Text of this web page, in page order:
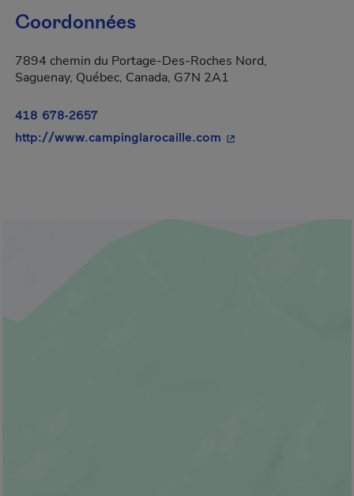
Coordonnées
7894 chemin du Portage-Des-Roches Nord,
Saguenay, Québec, Canada, G7N 2A1
418 678-2657
http://www.campinglarocaille.com - Cet hyperlien